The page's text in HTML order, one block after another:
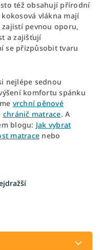
též obsahují přírodní
kokosová vlákna mají
zajistí pevnou oporu,
a zajišťují
se přizpůsobit tvaru
nejlépe sednou
komfortu spánku
vrchní pěnové
chránič matrace. A
blogu: Jak vybrat
matrace nebo